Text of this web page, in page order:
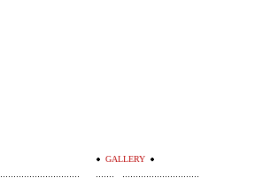
GALLERY